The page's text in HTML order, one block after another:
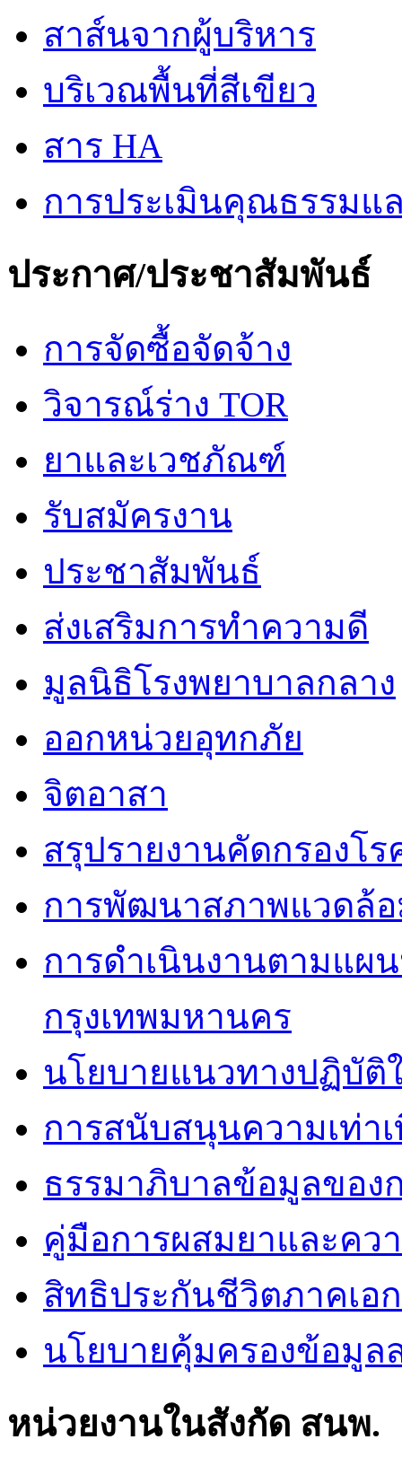
สาส์นจากผู้บริหาร
บริเวณพื้นที่สีเขียว
สาร HA
การประเมินคุณธรรมแ
ประกาศ/ประชาสัมพันธ์
การจัดซื้อจัดจ้าง
วิจารณ์ร่าง TOR
ยาและเวชภัณฑ์
รับสมัครงาน
ประชาสัมพันธ์
ส่งเสริมการทำความดี
มูลนิธิโรงพยาบาลกลาง
ออกหน่วยอุทกภัย
จิตอาสา
สรุปรายงานคัดกรองโ
การพัฒนาสภาพแวดล้อ
การดำเนินงานตามแผ
กรุงเทพมหานคร
นโยบายแนวทางปฏิบัติ
การสนับสนุนความเท่า
ธรรมาภิบาลข้อมูลของ
คู่มือการผสมยาและคว
สิทธิประกันชีวิตภาคเอ
นโยบายคุ้มครองข้อมูล
หน่วยงานในสังกัด สนพ.